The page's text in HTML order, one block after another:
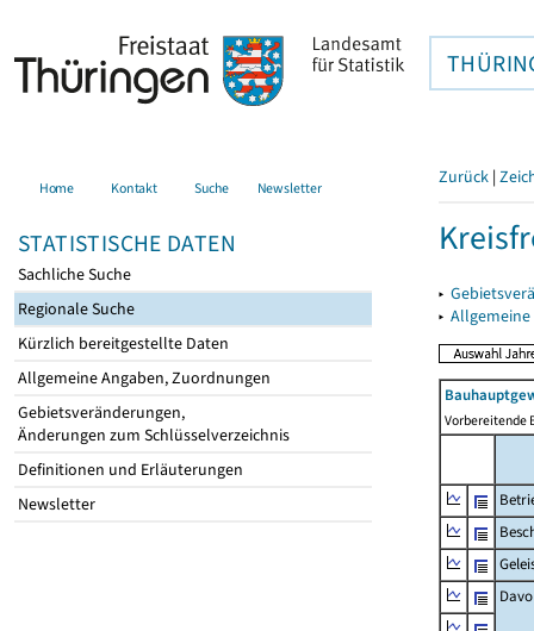
Home Kontakt Suche Newsletter
STATISTISCHE DATEN
Sachliche Suche
Regionale Suche
Kürzlich bereitgestellte Daten
Allgemeine Angaben, Zuordnungen
Gebietsveränderungen,
Änderungen zum Schlüsselverzeichnis
Definitionen und Erläuterungen
Newsletter
Zurück |
▸
▸
Vorbereitende